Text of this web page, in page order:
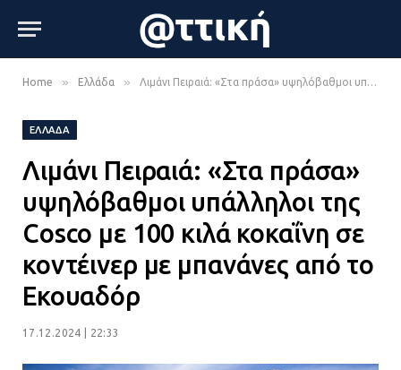
Home » Ελλάδα » Λιμάνι Πειραιά: «Στα πράσα» υψηλόβαθμοι υπάλληλοι της Cosco με 100 κιλά κοκαΐνη σε κοντέινερ με μπανάνες από το Εκουαδόρ
ΕΛΛΆΔΑ
Λιμάνι Πειραιά: «Στα πράσα»
υψηλόβαθμοι υπάλληλοι της
Cosco με 100 κιλά κοκαΐνη σε
κοντέινερ με μπανάνες από το
Εκουαδόρ
17.12.2024 | 22:33